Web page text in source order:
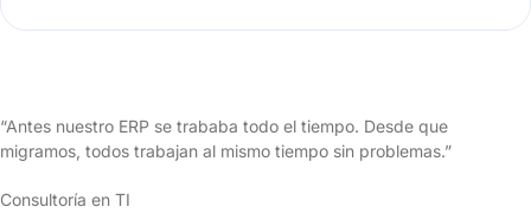
“Antes nuestro ERP se trababa todo el tiempo. Desde que
migramos, todos trabajan al mismo tiempo sin problemas.”
Consultoría en TI